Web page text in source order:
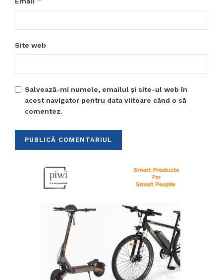
Site web
Salvează-mi numele, emailul și site-ul web în
acest navigator pentru data viitoare când o să
comentez.